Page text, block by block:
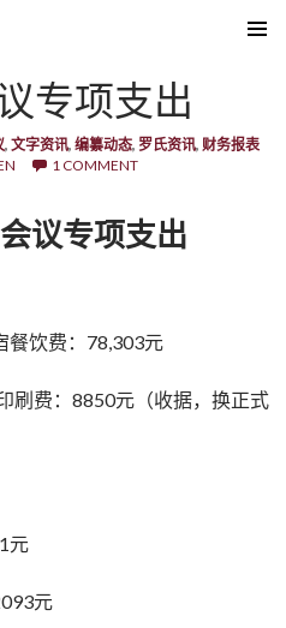
专项支出
, 文字资讯, 编纂动态, 罗氏资讯, 财务报表
1 COMMENT
议专项支出
餐饮费：78,303元
刷费：8850元（收据，换正式
元
元